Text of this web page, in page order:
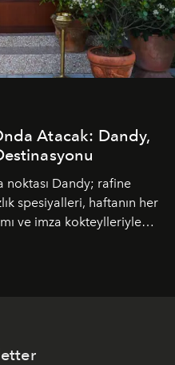
Atacak: Dandy,
noktası Dandy; rafine
spesiyalleri, haftanın her
ve imza kokteylleriyle